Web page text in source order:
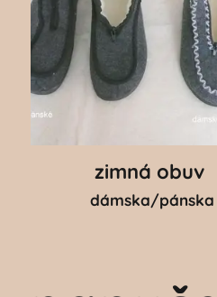
zimná obuv
dámska/pánska